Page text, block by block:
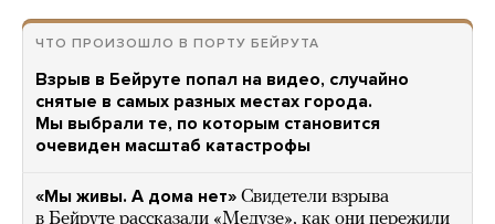
ЧТО ПРОИЗОШЛО В ПОРТУ БЕЙРУТА
Взрыв в Бейруте попал на видео, случайно
снятые в самых разных местах города.
Мы выбрали те, по которым становится
очевиден масштаб катастрофы
«Мы живы. А дома нет» Свидетели взрыва
в Бейруте рассказали «Медузе», как они пережили